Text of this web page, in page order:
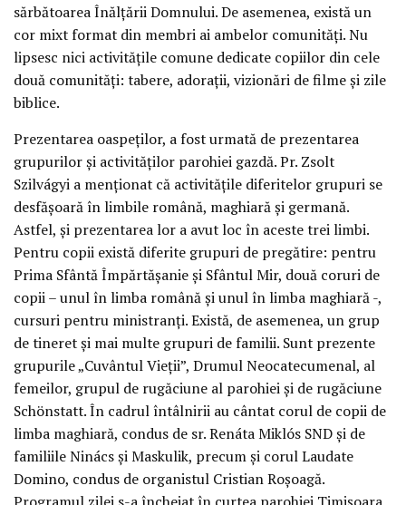
sărbătoarea Înălțării Domnului. De asemenea, există un
cor mixt format din membri ai ambelor comunități. Nu
lipsesc nici activitățile comune dedicate copiilor din cele
două comunități: tabere, adorații, vizionări de filme și zile
biblice.
Prezentarea oaspeților, a fost urmată de prezentarea
grupurilor și activităților parohiei gazdă. Pr. Zsolt
Szilvágyi a menționat că activitățile diferitelor grupuri se
desfășoară în limbile română, maghiară și germană.
Astfel, și prezentarea lor a avut loc în aceste trei limbi.
Pentru copii există diferite grupuri de pregătire: pentru
Prima Sfântă Împărtășanie și Sfântul Mir, două coruri de
copii – unul în limba română și unul în limba maghiară -,
cursuri pentru ministranți. Există, de asemenea, un grup
de tineret și mai multe grupuri de familii. Sunt prezente
grupurile „Cuvântul Vieții”, Drumul Neocatecumenal, al
femeilor, grupul de rugăciune al parohiei și de rugăciune
Schönstatt. În cadrul întâlnirii au cântat corul de copii de
limba maghiară, condus de sr. Renáta Miklós SND și de
familiile Ninács și Maskulik, precum și corul Laudate
Domino, condus de organistul Cristian Roșoagă.